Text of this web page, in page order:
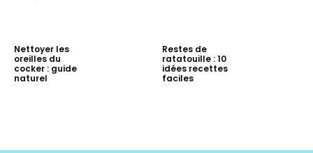
Nettoyer les
oreilles du
cocker : guide
naturel
Restes de
ratatouille : 10
idées recettes
faciles